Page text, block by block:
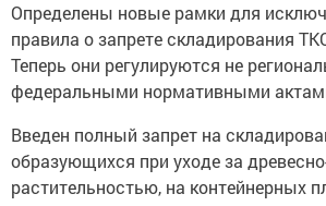
Определены новые рамки для
правила о запрете складирования
Теперь они регулируются не
федеральными нормативными
Введен полный запрет на
образующихся при уходе за
растительностью, на контейнерных